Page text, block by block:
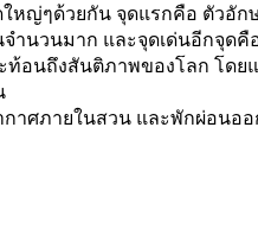
ใหญ่ๆด้วยกัน จุดแรกคือ ตัว
ำนวนมาก และจุดเด่นอีกจุ
อนถึงสันติภาพของโลก โด
าศภายในสวน และพักผ่อนออ